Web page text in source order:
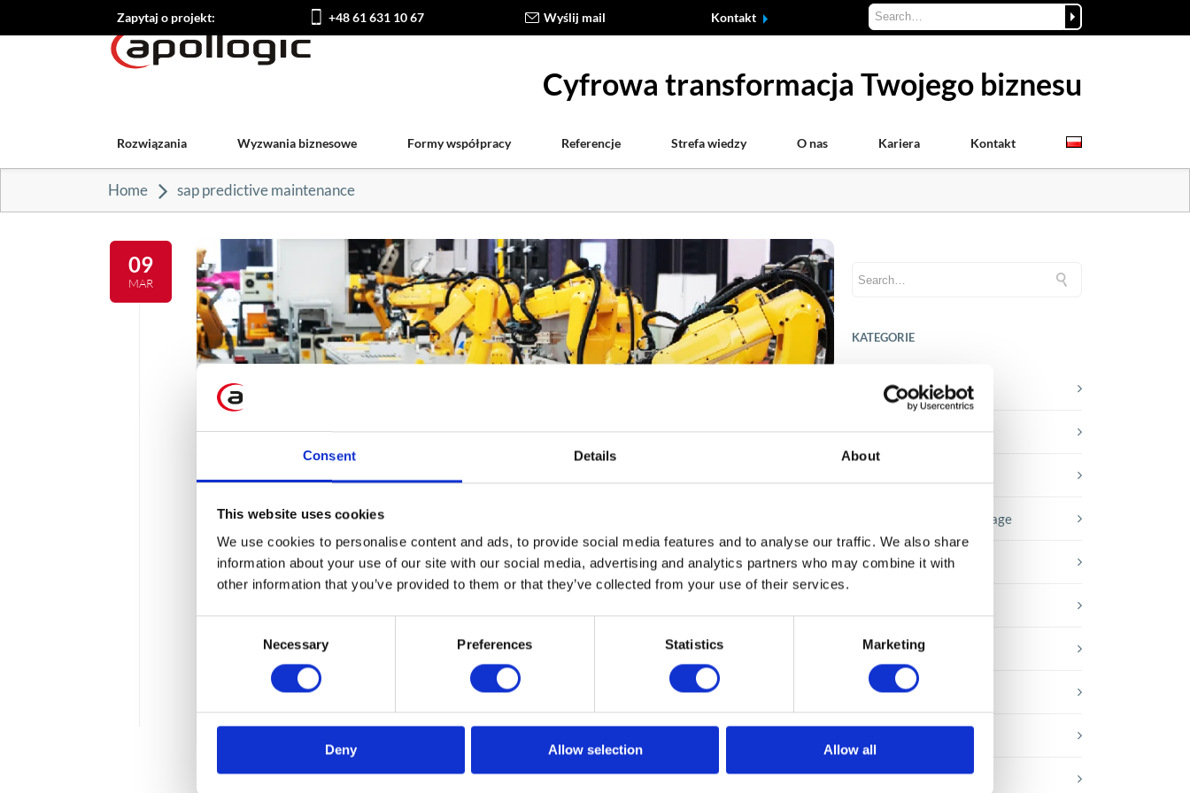
Consent Details About
This website uses cookies
We use cookies to personalise content and ads, to provide social media features and to analyse our traffic. We also share
information about your use of our site with our social media, advertising and analytics partners who may combine it with
other information that you’ve provided to them or that they’ve collected from your use of their services.
Necessary Preferences Statistics Marketing
Deny Allow selection Allow all
Zapytaj o projekt: +48 61 631 10 67 Wyślij mail Kontakt
Cyfrowa transformacja Twojego biznesu
Rozwiązania Wyzwania biznesowe Formy współpracy Referencje Strefa wiedzy O nas Kariera Kontakt
Home sap predictive maintenance
09
MAR
Znaczenie przemysłu 4.0
Przemysł 4.0 - jakie zmiany za sobą niesie? Wiele firm podejmuje próby wdrażania u
siebie rozwiązań z tego zakresu obejmujących najnowsze technologie związane głównie
z produkcją, logistyką i magazynowaniem. Rewolucję na rynku w tym zakresie
niewątpliwie wprowadziły takie technologie jak internet rzeczy i rozwój sztucznej
inteligencji.
KATEGORIE
Aktualności prawne
Baza wiedzy
Historie sukcesu front page
Inicjatywy pracowników
Porady karierowe
Rozwiązania Microsoft
Trendy w SAP-ie